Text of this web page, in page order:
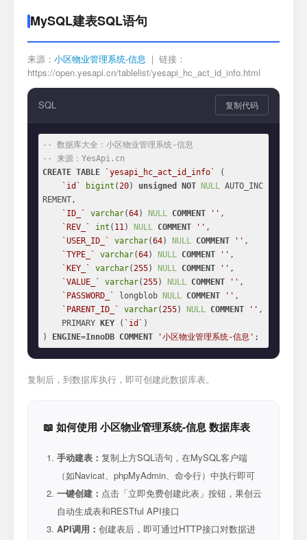
MySQL建表SQL语句
来源： 小区物业管理系统-信息 | 链接：
https://open.yesapi.cn/tablelist/yesapi_hc_act_id_info.html
SQL 复制代码
-- 数据库大全：小区物业管理系统-信息
-- 来源：YesApi.cn
CREATE TABLE `yesapi_hc_act_id_info`
(
`id`
bigint (20) unsigned NOT NULL AUTO_INC
REMENT,
`ID_`
varchar(64) NULL COMMENT '' ,
`REV_`
int ( 11) NULL COMMENT '' ,
`USER_ID_`
varchar(64) NULL COMMENT '' ,
`TYPE_`
varchar(64) NULL COMMENT '' ,
`KEY_`
varchar(255) NULL COMMENT '' ,
`VALUE_`
varchar(255) NULL COMMENT '' ,
`PASSWORD_`
longblob NULL COMMENT '' ,
`PARENT_ID_`
varchar(255) NULL COMMENT '' ,
    PRIMARY
KEY ( `id` )
)
ENGINE=InnoDB COMMENT '小区物业管理系统-信息' ;
复制后，到数据库执行，即可创建此数据库表。
📖 如何使用 小区物业管理系统-信息 数据库表
手动建表： 复制上方SQL语句，在MySQL客户端
（如Navicat、phpMyAdmin、命令行）中执行即可
一键创建： 点击「立即免费创建此表」按钮，果创云
自动生成表和RESTful API接口
API调用： 创建表后，即可通过HTTP接口对数据进